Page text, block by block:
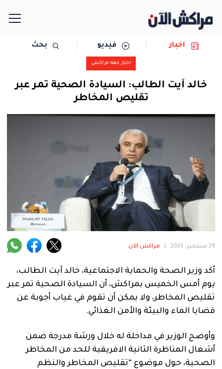
مجتمع
دولية
المرأة
منوعة
آراء
اخبار فيديو بحث
اخبار جهة مراكش
خالد آيت الطالب: السيادة الصحية تمر عبر
تقليص المخاطر
29 سبتمبر، 2023 مراكش الآن
أكد وزير الصحة والحماية الاجتماعية، خالد آيت الطالب،
يوم أمس الخميس بمراكش، أن السيادة الصحية تمر عبر
تقليص المخاطر، ولا يمكن أن تقوم في غياب أجوبة عن
قضايا الماء والبيئة والأمن الغذائي.
وأوضح الوزير في مداخلة له خلال ورشة مدرجة ضمن
أشغال المناظرة الثانية الافريقية للحد من المخاطر
الصحية، حول موضوع “تقليص المخاطر والنظم